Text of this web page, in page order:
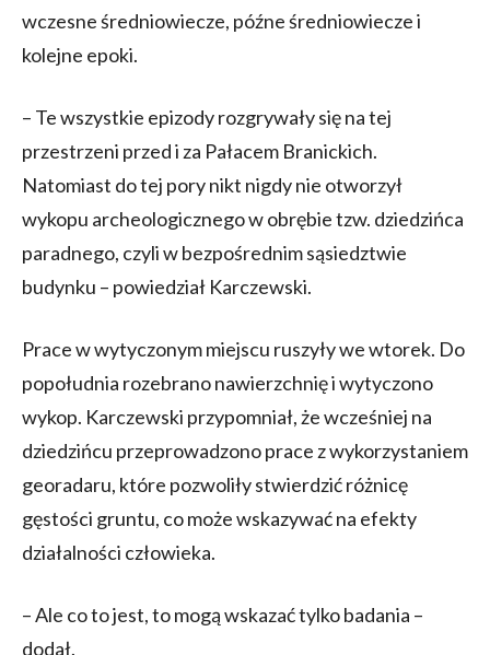
wczesne średniowiecze, późne średniowiecze i
kolejne epoki.
– Te wszystkie epizody rozgrywały się na tej
przestrzeni przed i za Pałacem Branickich.
Natomiast do tej pory nikt nigdy nie otworzył
wykopu archeologicznego w obrębie tzw. dziedzińca
paradnego, czyli w bezpośrednim sąsiedztwie
budynku – powiedział Karczewski.
Prace w wytyczonym miejscu ruszyły we wtorek. Do
popołudnia rozebrano nawierzchnię i wytyczono
wykop. Karczewski przypomniał, że wcześniej na
dziedzińcu przeprowadzono prace z wykorzystaniem
georadaru, które pozwoliły stwierdzić różnicę
gęstości gruntu, co może wskazywać na efekty
działalności człowieka.
– Ale co to jest, to mogą wskazać tylko badania –
dodał.